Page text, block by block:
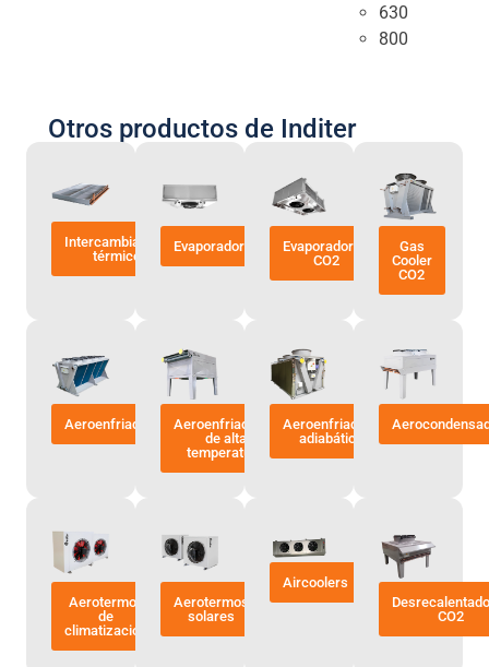
630
800
Otros productos de Inditer
Intercambiadores
térmicos
Evaporadores
Evaporadores
CO2
Gas
Cooler
CO2
Aeroenfriadores
Aeroenfriadores
de alta
temperatura
Aeroenfriadores
adiabáticos
Aerotermos
de
climatización
Aerotermos
solares
Aircoolers
CO2